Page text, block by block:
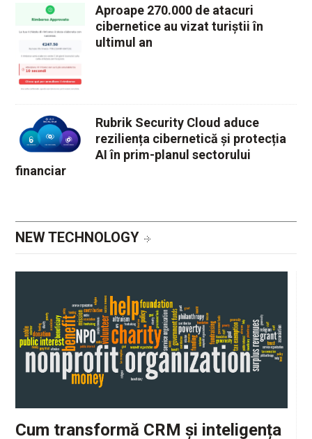
Aproape 270.000 de atacuri
cibernetice au vizat turiștii în
ultimul an
Rubrik Security Cloud aduce
reziliența cibernetică și protecția
AI în prim-planul sectorului
financiar
NEW TECHNOLOGY
Cum transformă CRM și inteligența